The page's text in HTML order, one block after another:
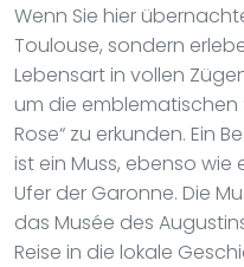
Wenn Sie hier
Toulouse, sondern
Lebensart in vollen
um die emblematischen
Rose“ zu erkunden. Ein
ist ein Muss, ebenso
Ufer der Garonne. Die
das Musée des
Reise in die lokale